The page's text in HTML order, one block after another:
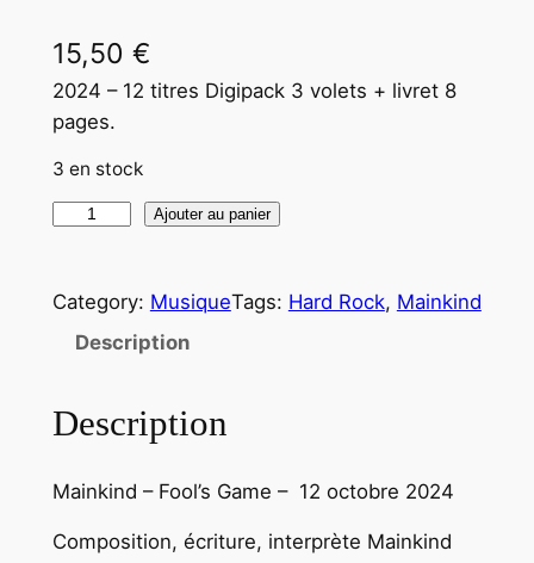
15,50 €
2024 – 12 titres Digipack 3 volets + livret 8
pages.
3 en stock
n
é
e
a
Ajouter au panier
Category: MusiqueTags: Hard Rock, Mainkind
Description
Description
Mainkind – Fool’s Game – 12 octobre 2024
Composition, écriture, interprète Mainkind